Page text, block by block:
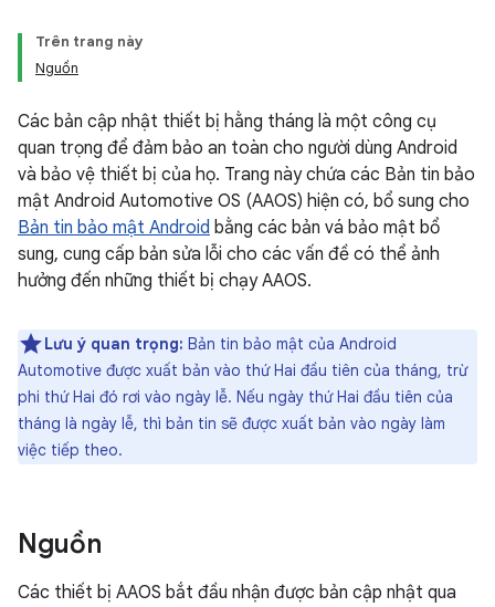
Trên trang này
Nguồn
Các bản cập nhật thiết bị hằng tháng là một công cụ
quan trọng để đảm bảo an toàn cho người dùng Android
và bảo vệ thiết bị của họ. Trang này chứa các Bản tin bảo
mật Android Automotive OS (AAOS) hiện có, bổ sung cho
Bản tin bảo mật Android bằng các bản vá bảo mật bổ
sung, cung cấp bản sửa lỗi cho các vấn đề có thể ảnh
hưởng đến những thiết bị chạy AAOS.
Lưu ý quan trọng: Bản tin bảo mật của Android
Automotive được xuất bản vào thứ Hai đầu tiên của tháng, trừ
phi thứ Hai đó rơi vào ngày lễ. Nếu ngày thứ Hai đầu tiên của
tháng là ngày lễ, thì bản tin sẽ được xuất bản vào ngày làm
việc tiếp theo.
Nguồn
Các thiết bị AAOS bắt đầu nhận được bản cập nhật qua